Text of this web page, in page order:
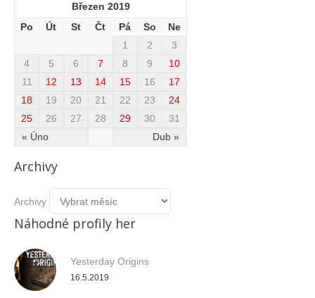
Březen 2019
Po
Út St Čt Pá So Ne
« Úno Dub »
1 2
3
4
5 6 7 8 9
10
11
12 13 14 15 16
17
18
19 20 21 22 23
24
25
26 27 28 29 30 31
Archivy
Archivy
Náhodné profily her
Yesterday Origins
16.5.2019